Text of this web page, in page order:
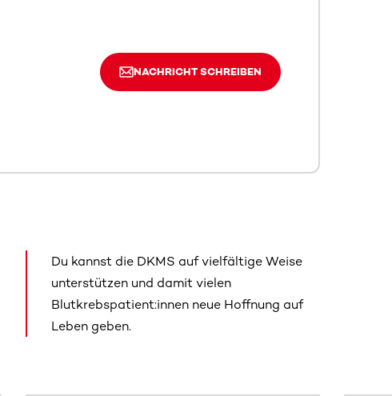
NACHRICHT SCHREIBEN
Du kannst die DKMS auf vielfältige Weise
unterstützen und damit vielen
Blutkrebspatient:innen neue Hoffnung auf
Leben geben.